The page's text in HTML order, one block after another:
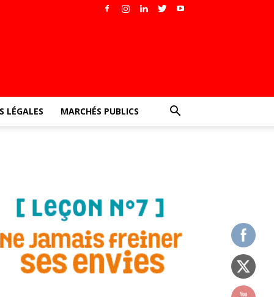
LÉGALES MARCHÉS PUBLICS